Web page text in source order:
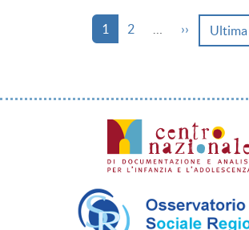
Paginazione
Pagina
1 Pagina
2 Pagina
›› Ultima
Ultima